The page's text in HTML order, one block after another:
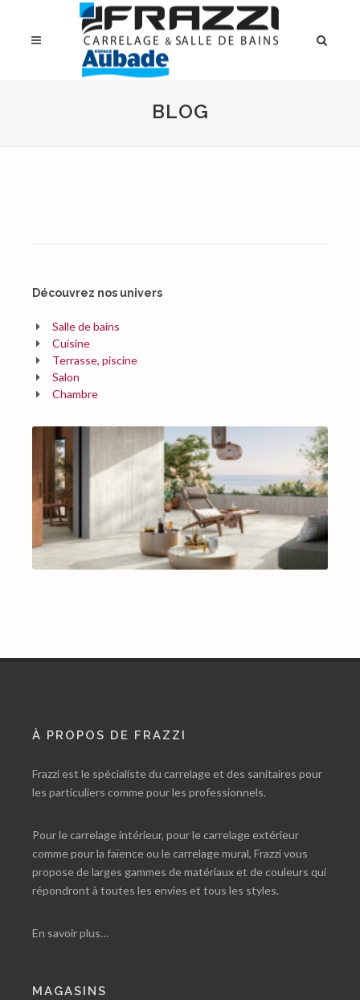
BLOG
Découvrez nos univers
Salle de bains
Cuisine
Terrasse, piscine
Salon
Chambre
À PROPOS DE FRAZZI
Frazzi est le spécialiste du carrelage et des sanitaires pour
les particuliers comme pour les professionnels.
Pour le carrelage intérieur, pour le carrelage extérieur
comme pour la faïence ou le carrelage mural, Frazzi vous
propose de larges gammes de matériaux et de couleurs qui
répondront à toutes les envies et tous les styles.
En savoir plus…
MAGASINS